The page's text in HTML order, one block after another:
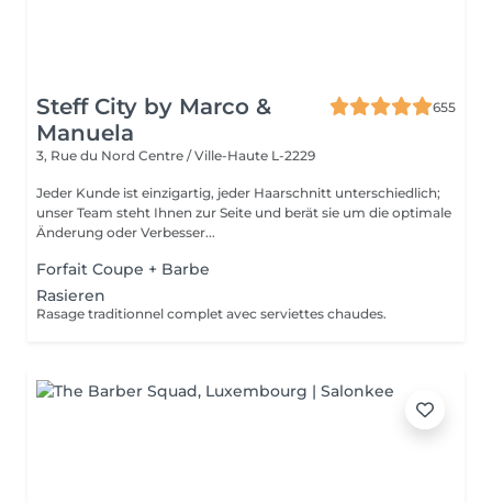
Steff City by Marco &
Manuela
655
3, Rue du Nord Centre / Ville-Haute L-2229
Jeder Kunde ist einzigartig, jeder Haarschnitt unterschiedlich;
unser Team steht Ihnen zur Seite und berät sie um die optimale
Änderung oder Verbesser...
Forfait Coupe + Barbe
Rasieren
Rasage traditionnel complet avec serviettes chaudes.